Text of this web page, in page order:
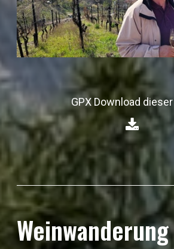
GPX Download
⁣